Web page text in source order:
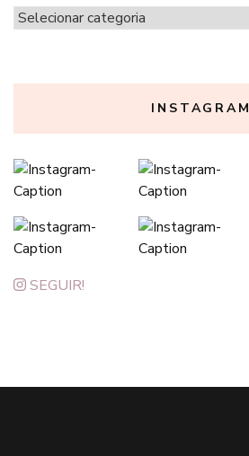
Navegue
INSTAGRAM
SEGUIR!